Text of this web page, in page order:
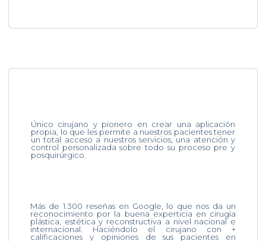
Único cirujano y pionero en crear una aplicación
propia, lo que les permite a nuestros pacientes tener
un total acceso a nuestros servicios, una atención y
control personalizada sobre todo su proceso pre y
posquirúrgico.
Más de 1.300 reseñas en Google, lo que nos da un
reconocimiento por la buena experticia en cirugía
plástica, estética y reconstructiva a nivel nacional e
internacional. Haciéndolo el cirujano con +
calificaciones y opiniones de sus pacientes en